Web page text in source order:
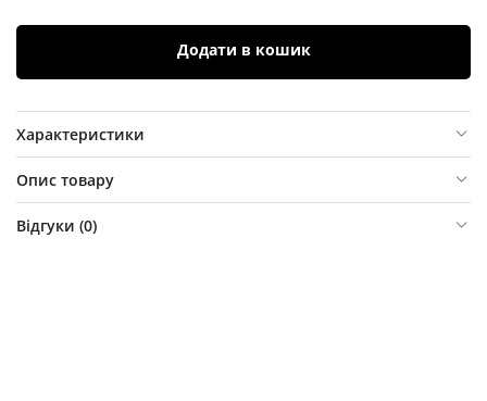
Додати в кошик
Характеристики
Опис товару
Відгуки (0)